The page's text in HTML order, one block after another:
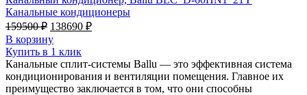
Канальные кондиционеры
159500₽ Первоначальная
цена
составляла
159500 ₽.
138690 ₽Текущая
В корзину
Купить в 1 клик
Канальные сплит-системы Ballu — это эффективная система
кондиционирования и вентиляции помещения. Главное их
преимущество заключается в том, что они способны